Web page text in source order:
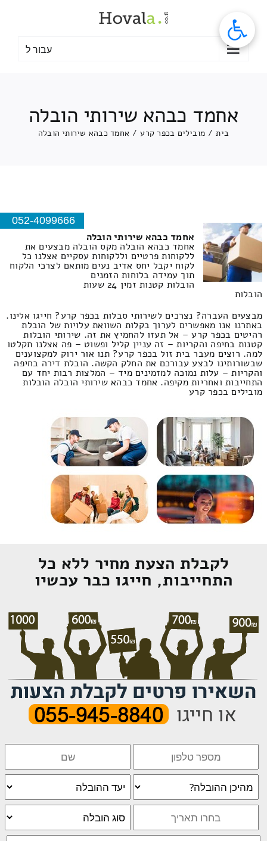
עבור ל
אחמד כבהא שירותי הובלה
בית / מובילים בכפר קרע / אחמד כבהא שירותי הובלה
052-4099666
אחמד כבהא שירותי הובלה
אחמד כבהא הובלה מקס הובלה מבצעים את
ללקוחות פרטיים וללקוחות עסקיים אצלנו כל
לקוח יקבל יחס אדיב נעים מותאם לצרכי הלקוח
תוך עמידה בלוחות הזמנים
הובלות קטנות זמין 24 שעות
הובלות
מבצעים העברה? נצרכים לשירותי סבלות בכפר קרע? חייגו אלינו.
באתרנו אנו מאפשרים לערוך בקלות השוואת עלויות של הובלת
רהיטים בכפר קרע – אל תעזו להחמיץ את זה. שירותי הובלות
קטנות בחיפה והקריות – זה עניין קליל ופשוט – פה אצלנו תקלטו
למה. רוצים מעבר בית זול בכפר קרע? תנו אור ירוק למקצוענים
שבשורותינו לבצע עבורכם את החלק הקשה. הובלת דירה בחיפה
והקריות – עלות נמוכה למזמינים מיד – המלצות רבות יחד עם
התחייבות ואחריות מקיפה. אחמד כבהא שירותי הובלה הובלות
מובילים בכפר קרע
לקבלת הצעת מחיר ללא כל
התחייבות, חייגו כבר עכשיו